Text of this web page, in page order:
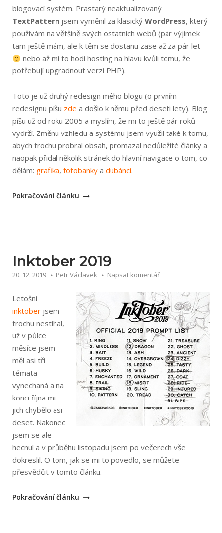
blogovací systém. Prastarý neaktualizovaný
TextPattern jsem vyměnil za klasický WordPress, který
používám na většině svých ostatních webů (pár výjimek
tam ještě mám, ale k těm se dostanu zase až za pár let
nebo až mi to hodí hosting na hlavu kvůli tomu, že
potřebují upgradnout verzi PHP).
Toto je už druhý redesign mého blogu (o prvním
redesignu píšu zde a došlo k němu před deseti lety). Blog
píšu už od roku 2005 a myslím, že mi to ještě pár roků
vydrží. Změnu vzhledu a systému jsem využil také k tomu,
abych trochu probral obsah, promazal nedůležité články a
naopak přidal několik stránek do hlavní navigace o tom, co
dělám: grafika, fotobanky a dubánci.
„Redesign
Pokračování článku
Inktober 2019
20. 12. 2019 Petr Václavek Napsat komentář
Letošní
inktober jsem
trochu nestíhal,
už v půlce
měsíce jsem
měl asi tři
témata
vynechaná a na
konci října mi
jich chybělo asi
deset. Nakonec
jsem se ale
hecnul a v průběhu listopadu jsem po večerech vše
dokreslil. O tom, jak se mi to povedlo, se můžete
přesvědčit v tomto článku.
„Inktober
Pokračování článku